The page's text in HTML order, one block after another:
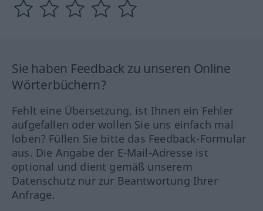
Sie haben Feedback zu unseren Online
Wörterbüchern?
Fehlt eine Übersetzung, ist Ihnen ein Fehler
aufgefallen oder wollen Sie uns einfach mal
loben? Füllen Sie bitte das Feedback-Formular
aus. Die Angabe der E-Mail-Adresse ist
optional und dient gemäß unserem
Datenschutz nur zur Beantwortung Ihrer
Anfrage.